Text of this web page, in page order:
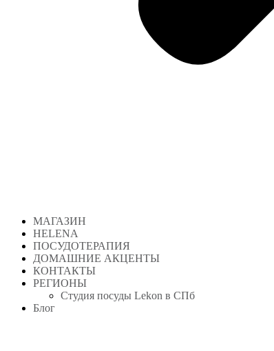
МАГАЗИН
HELENA
ПОСУДОТЕРАПИЯ
ДОМАШНИЕ АКЦЕНТЫ
КОНТАКТЫ
РЕГИОНЫ
Студия посуды Lekon в СПб
Блог